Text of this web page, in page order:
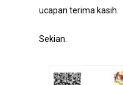
ucapan terima kasih.
Sekian.